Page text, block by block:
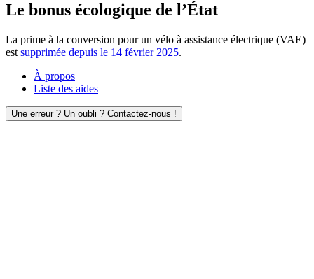
Le bonus écologique de l’État
La prime à la conversion pour un vélo à assistance électrique (VAE)
est supprimée depuis le 14 février 2025.
À propos
Liste des aides
Une erreur ? Un oubli ? Contactez-nous !